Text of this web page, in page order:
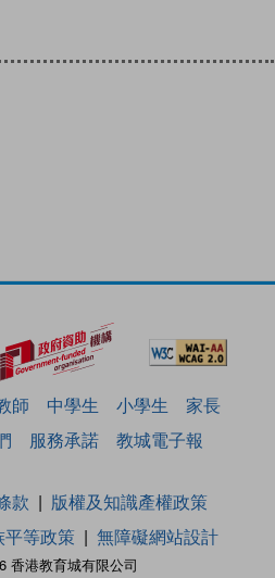
師 中學生 小學生
家長
服務承諾 教城電子報
香港教育城有限公司
款
版權及知識產權政策
等政策 無障礙網站設計